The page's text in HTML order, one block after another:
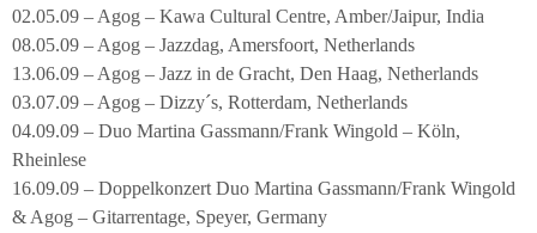
02.05.09 – Agog – Kawa Cultural Centre, Amber/Jaipur, India
08.05.09 – Agog – Jazzdag, Amersfoort, Netherlands
13.06.09 – Agog – Jazz in de Gracht, Den Haag, Netherlands
03.07.09 – Agog – Dizzy´s, Rotterdam, Netherlands
04.09.09 – Duo Martina Gassmann/Frank Wingold – Köln,
Rheinlese
16.09.09 – Doppelkonzert Duo Martina Gassmann/Frank Wingold
& Agog – Gitarrentage, Speyer, Germany